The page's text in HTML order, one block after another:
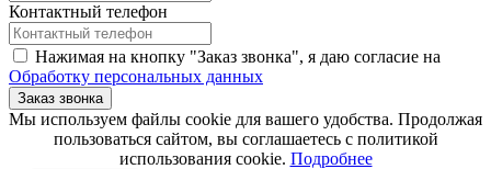
Контактный телефон
Нажимая на кнопку "Заказ звонка", я даю согласие на
Обработку персональных данных
Заказ звонка
​​​​​​​Мы используем файлы cookie для вашего удобства. Продолжая
пользоваться сайтом, вы соглашаетесь с политикой
использования cookie.​​​​​​​ Подробнее